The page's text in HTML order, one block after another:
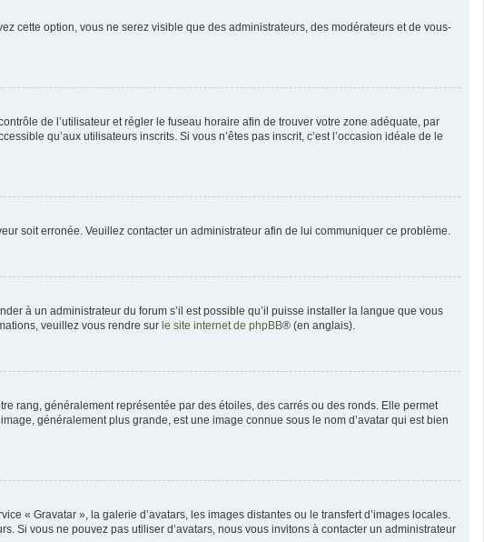
cette option, vous ne serez visible que des administrateurs, des modérateurs et de vous-
de l’utilisateur et régler le fuseau horaire afin de trouver votre zone adéquate, par
qu’aux utilisateurs inscrits. Si vous n’êtes pas inscrit, c’est l’occasion idéale de le
soit erronée. Veuillez contacter un administrateur afin de lui communiquer ce problème.
à un administrateur du forum s’il est possible qu’il puisse installer la langue que vous
veuillez vous rendre sur le site internet de phpBB® (en anglais).
rang, généralement représentée par des étoiles, des carrés ou des ronds. Elle permet
généralement plus grande, est une image connue sous le nom d’avatar qui est bien
« Gravatar », la galerie d’avatars, les images distantes ou le transfert d’images locales.
Si vous ne pouvez pas utiliser d’avatars, nous vous invitons à contacter un administrateur